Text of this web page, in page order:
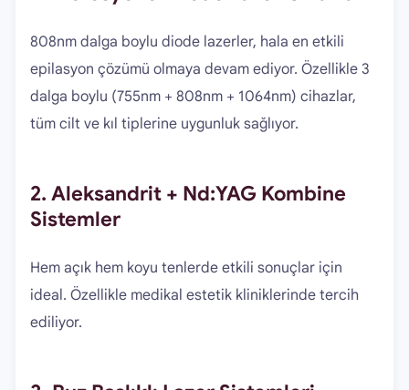
808nm dalga boylu diode lazerler, hala en etkili
epilasyon çözümü olmaya devam ediyor. Özellikle 3
dalga boylu (755nm + 808nm + 1064nm) cihazlar,
tüm cilt ve kıl tiplerine uygunluk sağlıyor.
2. Aleksandrit + Nd:YAG Kombine
Sistemler
Hem açık hem koyu tenlerde etkili sonuçlar için
ideal. Özellikle medikal estetik kliniklerinde tercih
ediliyor.